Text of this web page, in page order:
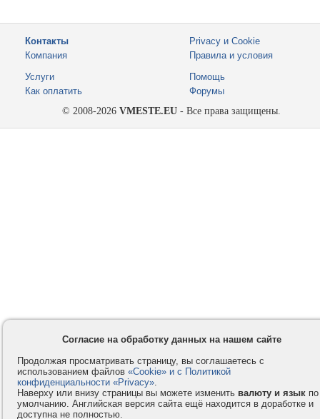
Контакты
Компания
Privacy и Cookie
Правила и условия
Услуги
Как оплатить
Помощь
Форумы
© 2008-2026 VMESTE.EU - Все права защищены.
Согласие на обработку данных на нашем сайте
Продолжая просматривать страницу, вы соглашаетесь с
использованием файлов «Cookie» и с Политикой
конфиденциальности «Privacy».
Наверху или внизу страницы вы можете изменить валюту и язык по
умолчанию. Английская версия сайта ещё находится в доработке и
доступна не полностью.